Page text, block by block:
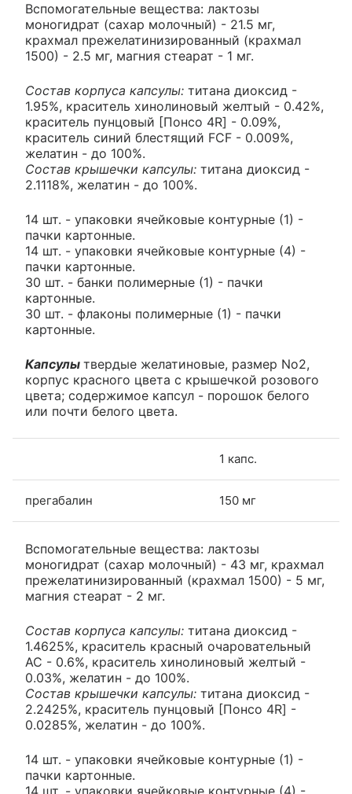
Вспомогательные вещества: лактозы
моногидрат (сахар молочный) - 21.5 мг,
крахмал прежелатинизированный (крахмал
1500) - 2.5 мг, магния стеарат - 1 мг.
Состав корпуса капсулы: титана диоксид -
1.95%, краситель хинолиновый желтый - 0.42%,
краситель пунцовый [Понсо 4R] - 0.09%,
краситель синий блестящий FCF - 0.009%,
желатин - до 100%.
Состав крышечки капсулы: титана диоксид -
2.1118%, желатин - до 100%.
14 шт. - упаковки ячейковые контурные (1) -
пачки картонные.
14 шт. - упаковки ячейковые контурные (4) -
пачки картонные.
30 шт. - банки полимерные (1) - пачки
картонные.
30 шт. - флаконы полимерные (1) - пачки
картонные.
Капсулы твердые желатиновые, размер No2,
корпус красного цвета с крышечкой розового
цвета; содержимое капсул - порошок белого
или почти белого цвета.
1 капс.
прегабалин 150 мг
Вспомогательные вещества: лактозы
моногидрат (сахар молочный) - 43 мг, крахмал
прежелатинизированный (крахмал 1500) - 5 мг,
магния стеарат - 2 мг.
Состав корпуса капсулы: титана диоксид -
1.4625%, краситель красный очаровательный
АС - 0.6%, краситель хинолиновый желтый -
0.03%, желатин - до 100%.
Состав крышечки капсулы: титана диоксид -
2.2425%, краситель пунцовый [Понсо 4R] -
0.0285%, желатин - до 100%.
14 шт. - упаковки ячейковые контурные (1) -
пачки картонные.
14 шт. - упаковки ячейковые контурные (4) -